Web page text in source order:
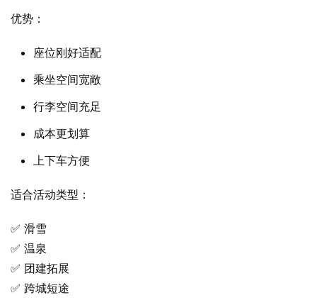
优势：
座位刚好适配
乘坐空间宽敞
行李空间充足
成本更划算
上下车方便
适合活动类型：
✅ 滑雪
✅ 温泉
✅ 团建拓展
✅ 跨城短途